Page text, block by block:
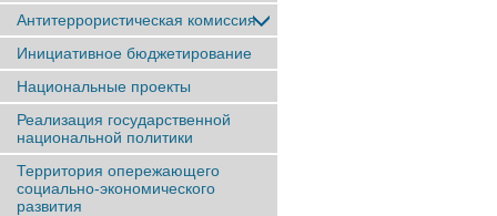
Антитеррористическая комиссия
Инициативное бюджетирование
Национальные проекты
Реализация государственной
национальной политики
Территория опережающего
социально-экономического
развития